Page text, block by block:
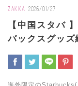
ZAKKA 2026/01/27
【中国スタバ
バックスグッ
海外限定のStarbucks(